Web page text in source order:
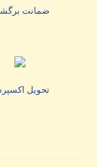
ضمانت
تحویل